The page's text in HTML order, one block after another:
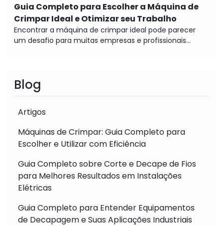
Guia Completo para Escolher a Máquina de
Crimpar Ideal e Otimizar seu Trabalho
Encontrar a máquina de crimpar ideal pode parecer
um desafio para muitas empresas e profissionais...
Blog
Artigos
Máquinas de Crimpar: Guia Completo para
Escolher e Utilizar com Eficiência
Guia Completo sobre Corte e Decape de Fios
para Melhores Resultados em Instalações
Elétricas
Guia Completo para Entender Equipamentos
de Decapagem e Suas Aplicações Industriais